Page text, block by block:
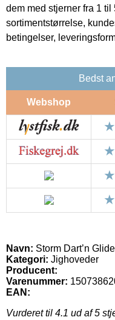
dem med stjerner fra 1
sortimentstørrelse,
betingelser,
Bedst
Webshop
Navn: Storm Dart’n
Kategori: Jighoveder
Producent:
Varenummer:
EAN:
Vurderet til 4.1 ud af 5